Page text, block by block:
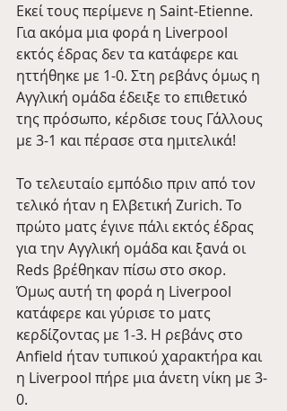
Εκεί τους περίμενε η Saint-Etienne.
Για ακόμα μια φορά η Liverpool
εκτός έδρας δεν τα κατάφερε και
ηττήθηκε με 1-0. Στη ρεβάνς όμως η
Αγγλική ομάδα έδειξε το επιθετικό
της πρόσωπο, κέρδισε τους Γάλλους
με 3-1 και πέρασε στα ημιτελικά!
Το τελευταίο εμπόδιο πριν από τον
τελικό ήταν η Ελβετική Zurich. Το
πρώτο ματς έγινε πάλι εκτός έδρας
για την Αγγλική ομάδα και ξανά οι
Reds βρέθηκαν πίσω στο σκορ.
Όμως αυτή τη φορά η Liverpool
κατάφερε και γύρισε το ματς
κερδίζοντας με 1-3. Η ρεβάνς στο
Anfield ήταν τυπικού χαρακτήρα και
η Liverpool πήρε μια άνετη νίκη με 3-
0.